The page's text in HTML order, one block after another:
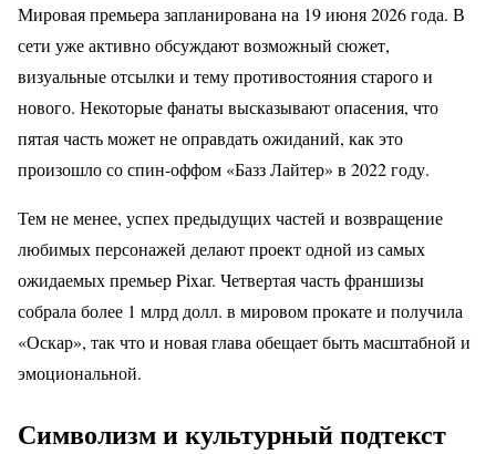
Мировая премьера запланирована на 19 июня 2026 года. В
сети уже активно обсуждают возможный сюжет,
визуальные отсылки и тему противостояния старого и
нового. Некоторые фанаты высказывают опасения, что
пятая часть может не оправдать ожиданий, как это
произошло со спин-оффом «Базз Лайтер» в 2022 году.
Тем не менее, успех предыдущих частей и возвращение
любимых персонажей делают проект одной из самых
ожидаемых премьер Pixar. Четвертая часть франшизы
собрала более 1 млрд долл. в мировом прокате и получила
«Оскар», так что и новая глава обещает быть масштабной и
эмоциональной.
Символизм и культурный подтекст